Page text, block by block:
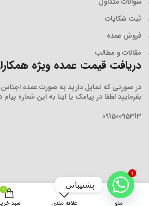
ثبت شکایات
فروش عمده
مقالات و مطالب
دریافت قیمت عمده ویژه
در صورتی که تمایل دارید به صورت عمده
بفرمایید لطفا در پیامک یا ایتا به این شماره
09150095313
افزودن به سبد خرید
منو علاقه مندی
0
سبد
1
پشتیبانی